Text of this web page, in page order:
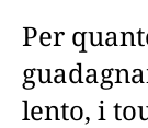
Per
lento, i